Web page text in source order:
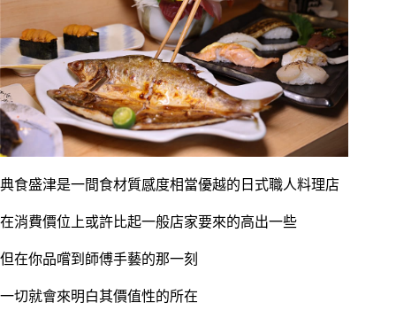
典食盛津是一間食材質感度相當優越的日式職人料理店
在消費價位上或許比起一般店家要來的高出一些
但在你品嚐到師傅手藝的那一刻
一切就會來明白其價值性的所在